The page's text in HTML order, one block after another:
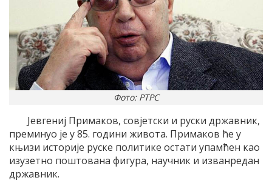
Фото: РТРС
Јевгениј Примаков, совјетски и руски државник,
преминуо је у 85. години живота. Примаков ће у
књизи историје руске политике остати упамћен као
изузетно поштована фигура, научник и изванредан
државник.